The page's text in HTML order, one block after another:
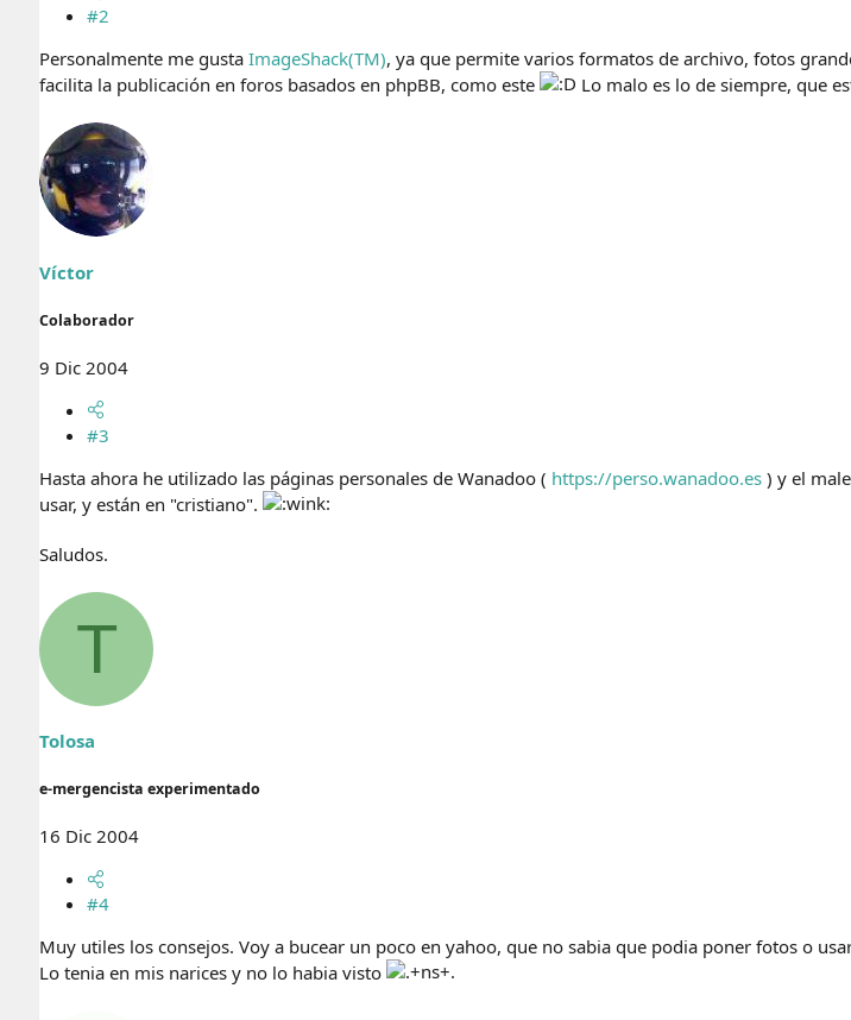
#2
Personalmente me gusta ImageShack(TM), ya que permite varios formatos de archivo, fotos
facilita la publicación en foros basados en phpBB, como este
Lo malo es lo de siempre, que
Víctor
Colaborador
9 Dic 2004
#3
Hasta ahora he utilizado las páginas personales de Wanadoo ( https://perso.wanadoo.es ) y el
usar, y están en "cristiano".
Saludos.
T
Tolosa
e-mergencista experimentado
16 Dic 2004
#4
Muy utiles los consejos. Voy a bucear un poco en yahoo, que no sabia que podia poner fotos o
Lo tenia en mis narices y no lo habia visto